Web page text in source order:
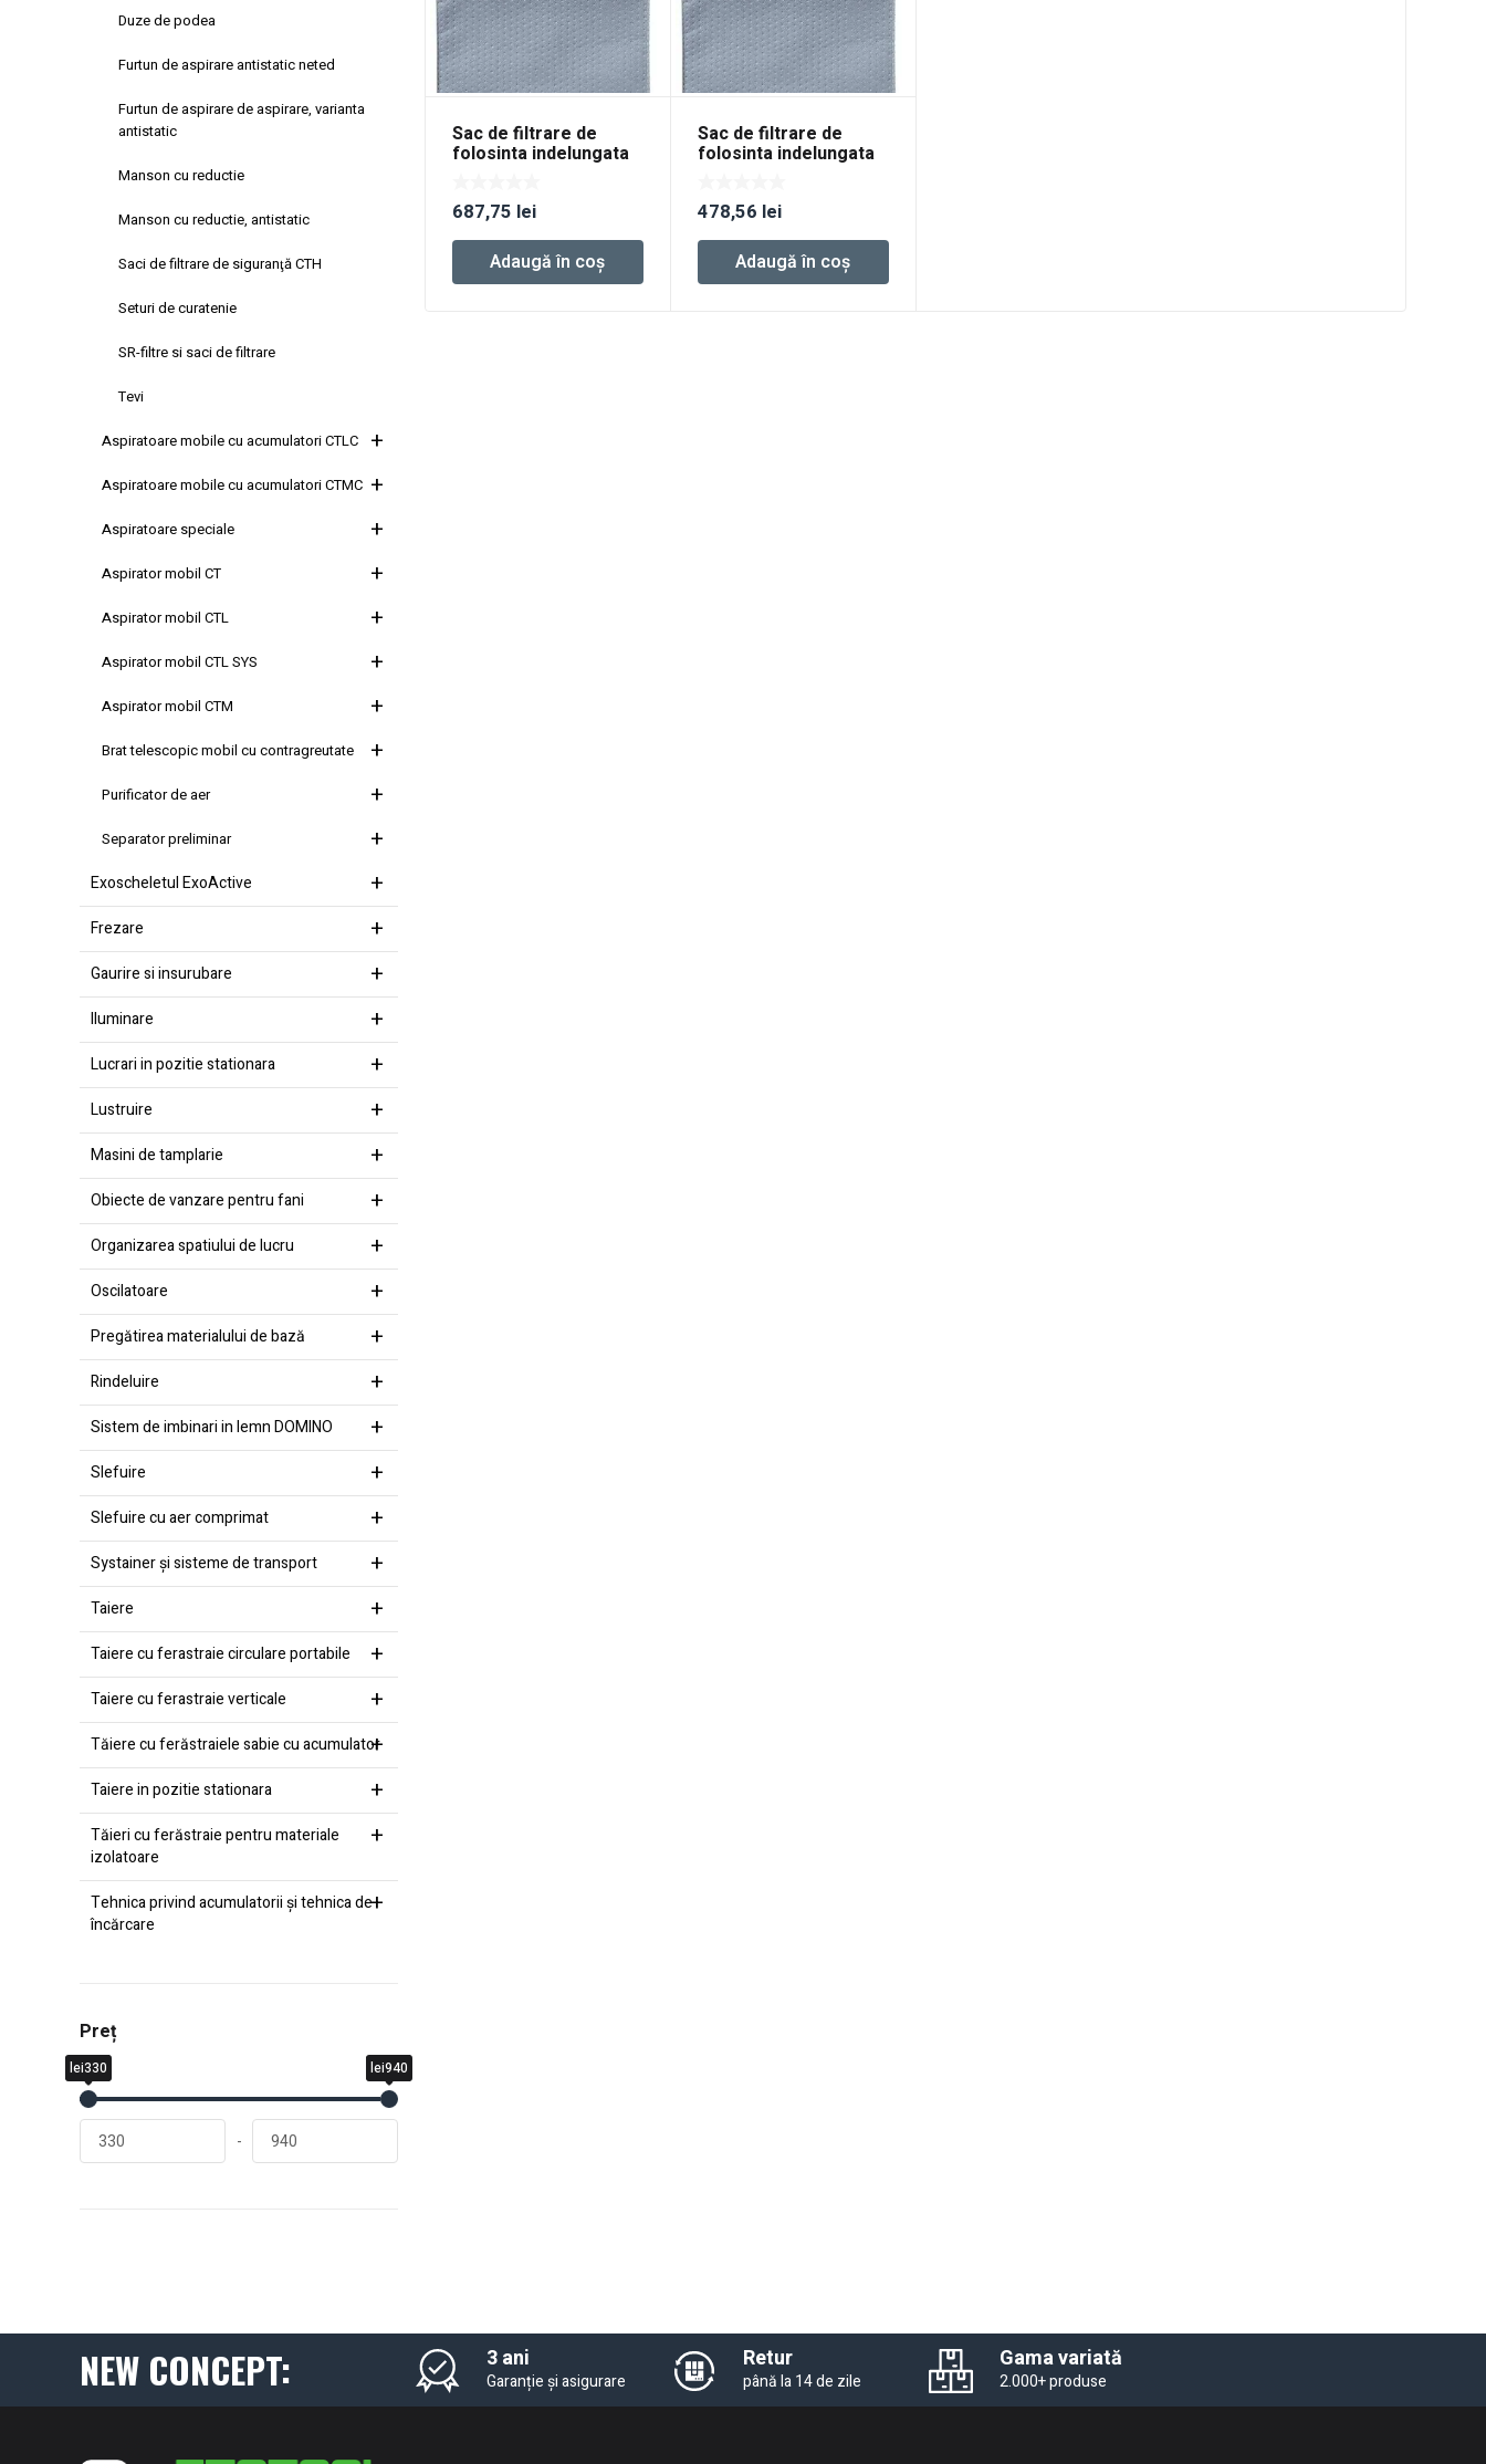
Duze de podea
Furtun de aspirare antistatic neted
Furtun de aspirare de aspirare, varianta
antistatic
Manson cu reductie
Manson cu reductie, antistatic
Saci de filtrare de siguranţă CTH
Seturi de curatenie
SR-filtre si saci de filtrare
Tevi
Aspiratoare mobile cu acumulatori CTLC
Aspiratoare mobile cu acumulatori CTMC
Aspiratoare speciale
Aspirator mobil CT
Aspirator mobil CTL
Aspirator mobil CTL SYS
Aspirator mobil CTM
Brat telescopic mobil cu contragreutate
Purificator de aer
Separator preliminar
Exoscheletul ExoActive
Frezare
Gaurire si insurubare
Iluminare
Lucrari in pozitie stationara
Lustruire
Masini de tamplarie
Obiecte de vanzare pentru fani
Organizarea spatiului de lucru
Oscilatoare
Pregătirea materialului de bază
Rindeluire
Sistem de imbinari in lemn DOMINO
Slefuire
Slefuire cu aer comprimat
Systainer şi sisteme de transport
Taiere
Taiere cu ferastraie circulare portabile
Taiere cu ferastraie verticale
Tăiere cu ferăstraiele sabie cu acumulator
Taiere in pozitie stationara
Tăieri cu ferăstraie pentru materiale
izolatoare
Tehnica privind acumulatorii şi tehnica de
încărcare
Preț
lei330 lei940
-
Sac de filtrare de
folosinta indelungata
687,75 lei
Adaugă în coș
Sac de filtrare de
folosinta indelungata
478,56 lei
Adaugă în coș
NEW CONCEPT: 3 ani
Garanție și asigurare
Retur
până la 14 de zile
Gama variată
2.000+ produse